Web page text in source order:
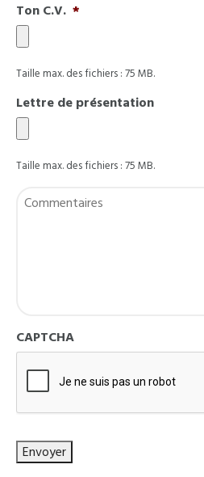
Ton C.V. *
Taille max. des fichiers : 75 MB.
Lettre de présentation
Taille max. des fichiers : 75 MB.
Commentaires
CAPTCHA
Envoyer